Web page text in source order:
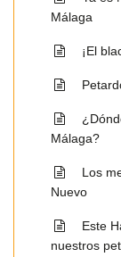
Málaga
¡El
Málaga?
Los
Nuevo
Este
nuestros